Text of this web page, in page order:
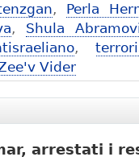
, Perla
, Shula
,
Vider
arrestati i